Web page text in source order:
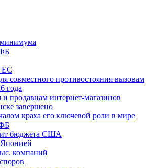
минимума
ЕС
совместного противостояния вызовам
года
продавцам интернет-магазинов
завершено
краха его ключевой роли в мире
бюджета США
компаний